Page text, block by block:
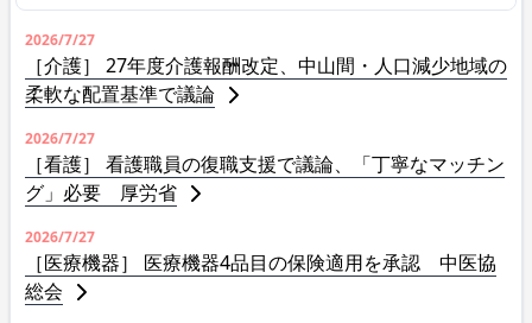
2026/7/27
［介護］ 27年度介護報酬改定、中山間・人口減少地域の
柔軟な配置基準で議論
2026/7/27
［看護］ 看護職員の復職支援で議論、「丁寧なマッチン
グ」必要 厚労省
2026/7/27
［医療機器］ 医療機器4品目の保険適用を承認 中医協
総会